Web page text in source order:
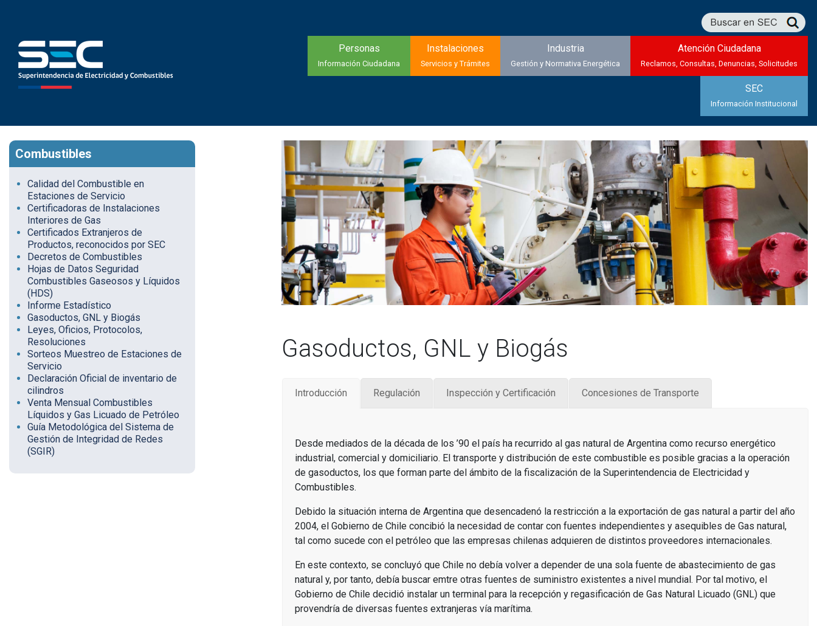
Personas
Información Ciudadana
Instalaciones
Servicios y Trámites
Industria
Gestión y Normativa Energética
Atención Ciudadana
Reclamos, Consultas, Denuncias, Solicitudes
SEC
Información Institucional
Combustibles
Calidad del Combustible en
Estaciones de Servicio
Certificadoras de Instalaciones
Interiores de Gas
Certificados Extranjeros de
Productos, reconocidos por SEC
Decretos de Combustibles
Hojas de Datos Seguridad
Combustibles Gaseosos y Líquidos
(HDS)
Informe Estadístico
Gasoductos, GNL y Biogás
Leyes, Oficios, Protocolos,
Resoluciones
Sorteos Muestreo de Estaciones de
Servicio
Declaración Oficial de inventario de
cilindros
Venta Mensual Combustibles
Líquidos y Gas Licuado de Petróleo
Guía Metodológica del Sistema de
Gestión de Integridad de Redes
(SGIR)
Gasoductos, GNL y Biogás
Introducción Regulación Inspección y Certificación Concesiones de Transporte
Desde mediados de la década de los ’90 el país ha recurrido al gas natural de Argentina como recurso energético
industrial, comercial y domiciliario. El transporte y distribución de este combustible es posible gracias a la operación
de gasoductos, los que forman parte del ámbito de la fiscalización de la Superintendencia de Electricidad y
Combustibles.
Debido la situación interna de Argentina que desencadenó la restricción a la exportación de gas natural a partir del año
2004, el Gobierno de Chile concibió la necesidad de contar con fuentes independientes y asequibles de Gas natural,
tal como sucede con el petróleo que las empresas chilenas adquieren de distintos proveedores internacionales.
En este contexto, se concluyó que Chile no debía volver a depender de una sola fuente de abastecimiento de gas
natural y, por tanto, debía buscar emtre otras fuentes de suministro existentes a nivel mundial. Por tal motivo, el
Gobierno de Chile decidió instalar un terminal para la recepción y regasificación de Gas Natural Licuado (GNL) que
provendría de diversas fuentes extranjeras vía marítima.